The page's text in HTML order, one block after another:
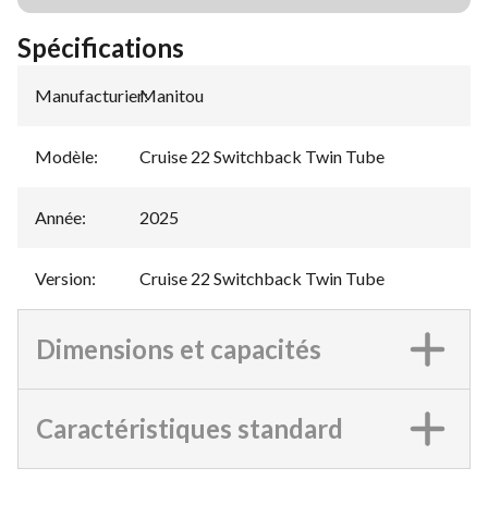
Spécifications
Manufacturier:
Manitou
Modèle: Cruise 22 Switchback Twin Tube
Année: 2025
Version: Cruise 22 Switchback Twin Tube
Dimensions et capacités
Caractéristiques standard